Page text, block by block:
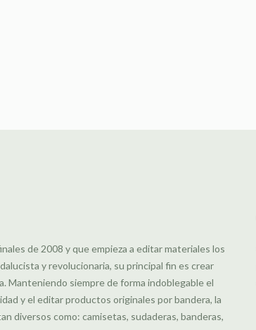
de 2008 y que empieza a editar materiales los
y revolucionaria, su principal fin es crear
Manteniendo siempre de forma indoblegable el
y el editar productos originales por bandera, la
diversos como: camisetas, sudaderas, banderas,